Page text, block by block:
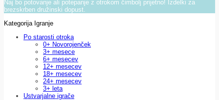
Naj bo potovanje ali potepanje z otrokom čimbolj prijetno! Izdelki za
brezskrben družinski dopust.
Kategorija Igranje
Po starosti otroka
0+ Novorojenček
3+ mesece
6+ mesecev
12+ mesecev
18+ mesecev
24+ mesecev
3+ leta
Ustvarjalne igrače